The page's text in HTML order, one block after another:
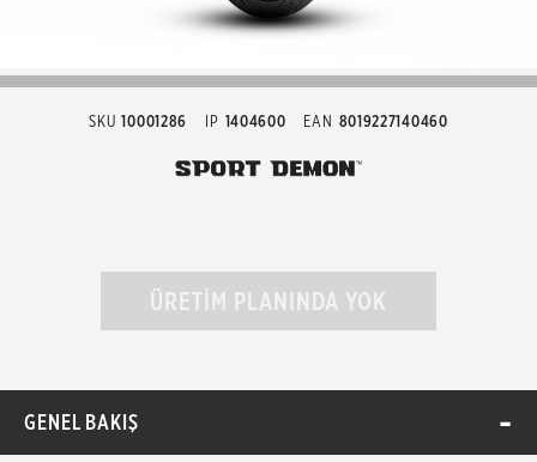
SKU 10001286 IP 1404600 EAN 8019227140460
ÜRETİM PLANINDA YOK
GENEL BAKIŞ